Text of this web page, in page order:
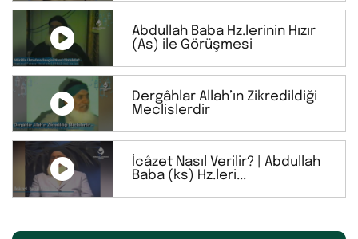
Abdullah Baba Hz.lerinin Hızır
(As) ile Görüşmesi
Dergâhlar Allah’ın Zikredildiği
Meclislerdir
İcâzet Nasıl Verilir? | Abdullah
Baba (ks) Hz.leri...